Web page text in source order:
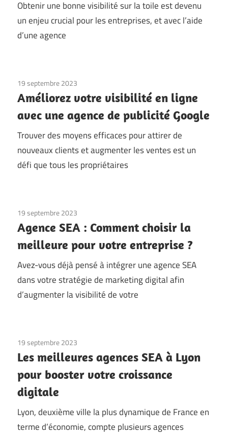
Obtenir une bonne visibilité sur la toile est devenu
un enjeu crucial pour les entreprises, et avec l’aide
d’une agence
19 septembre 2023
Améliorez votre visibilité en ligne
avec une agence de publicité Google
Trouver des moyens efficaces pour attirer de
nouveaux clients et augmenter les ventes est un
défi que tous les propriétaires
19 septembre 2023
Agence SEA : Comment choisir la
meilleure pour votre entreprise ?
Avez-vous déjà pensé à intégrer une agence SEA
dans votre stratégie de marketing digital afin
d’augmenter la visibilité de votre
19 septembre 2023
Les meilleures agences SEA à Lyon
pour booster votre croissance
digitale
Lyon, deuxième ville la plus dynamique de France en
terme d’économie, compte plusieurs agences